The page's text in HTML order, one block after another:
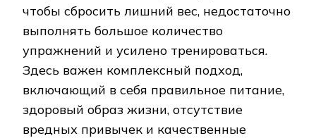
чтобы сбросить лишний вес, недостаточно
выполнять большое количество
упражнений и усилено тренироваться.
Здесь важен комплексный подход,
включающий в себя правильное питание,
здоровый образ жизни, отсутствие
вредных привычек и качественные